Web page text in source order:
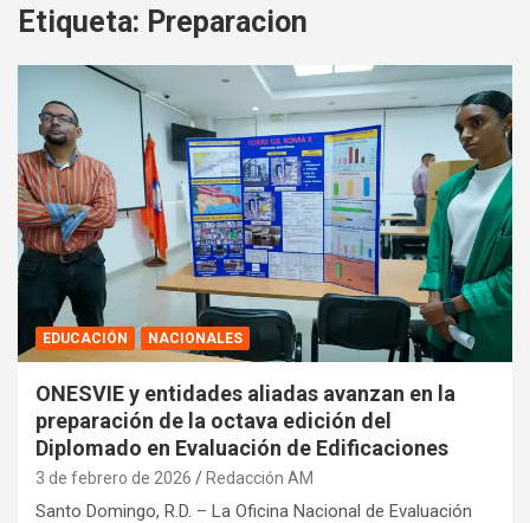
Etiqueta: Preparacion
EDUCACIÓN NACIONALES
ONESVIE y entidades aliadas avanzan en la
preparación de la octava edición del
Diplomado en Evaluación de Edificaciones
3 de febrero de 2026 Redacción AM
Santo Domingo, R.D. – La Oficina Nacional de Evaluación